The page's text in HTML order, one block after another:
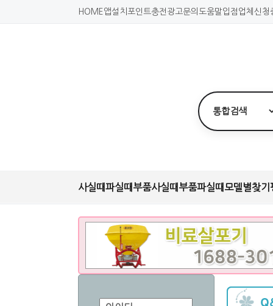
HOME 앱설치 포인트충전 광고문의 도움말입점업체신청
사실때파실때 부품사실때 부품파실때 모델별찾기